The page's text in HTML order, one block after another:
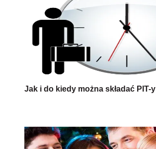
Jak i do kiedy można składać PIT-y